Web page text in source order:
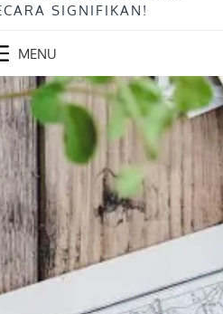
SIGNIFIKAN!
MENU